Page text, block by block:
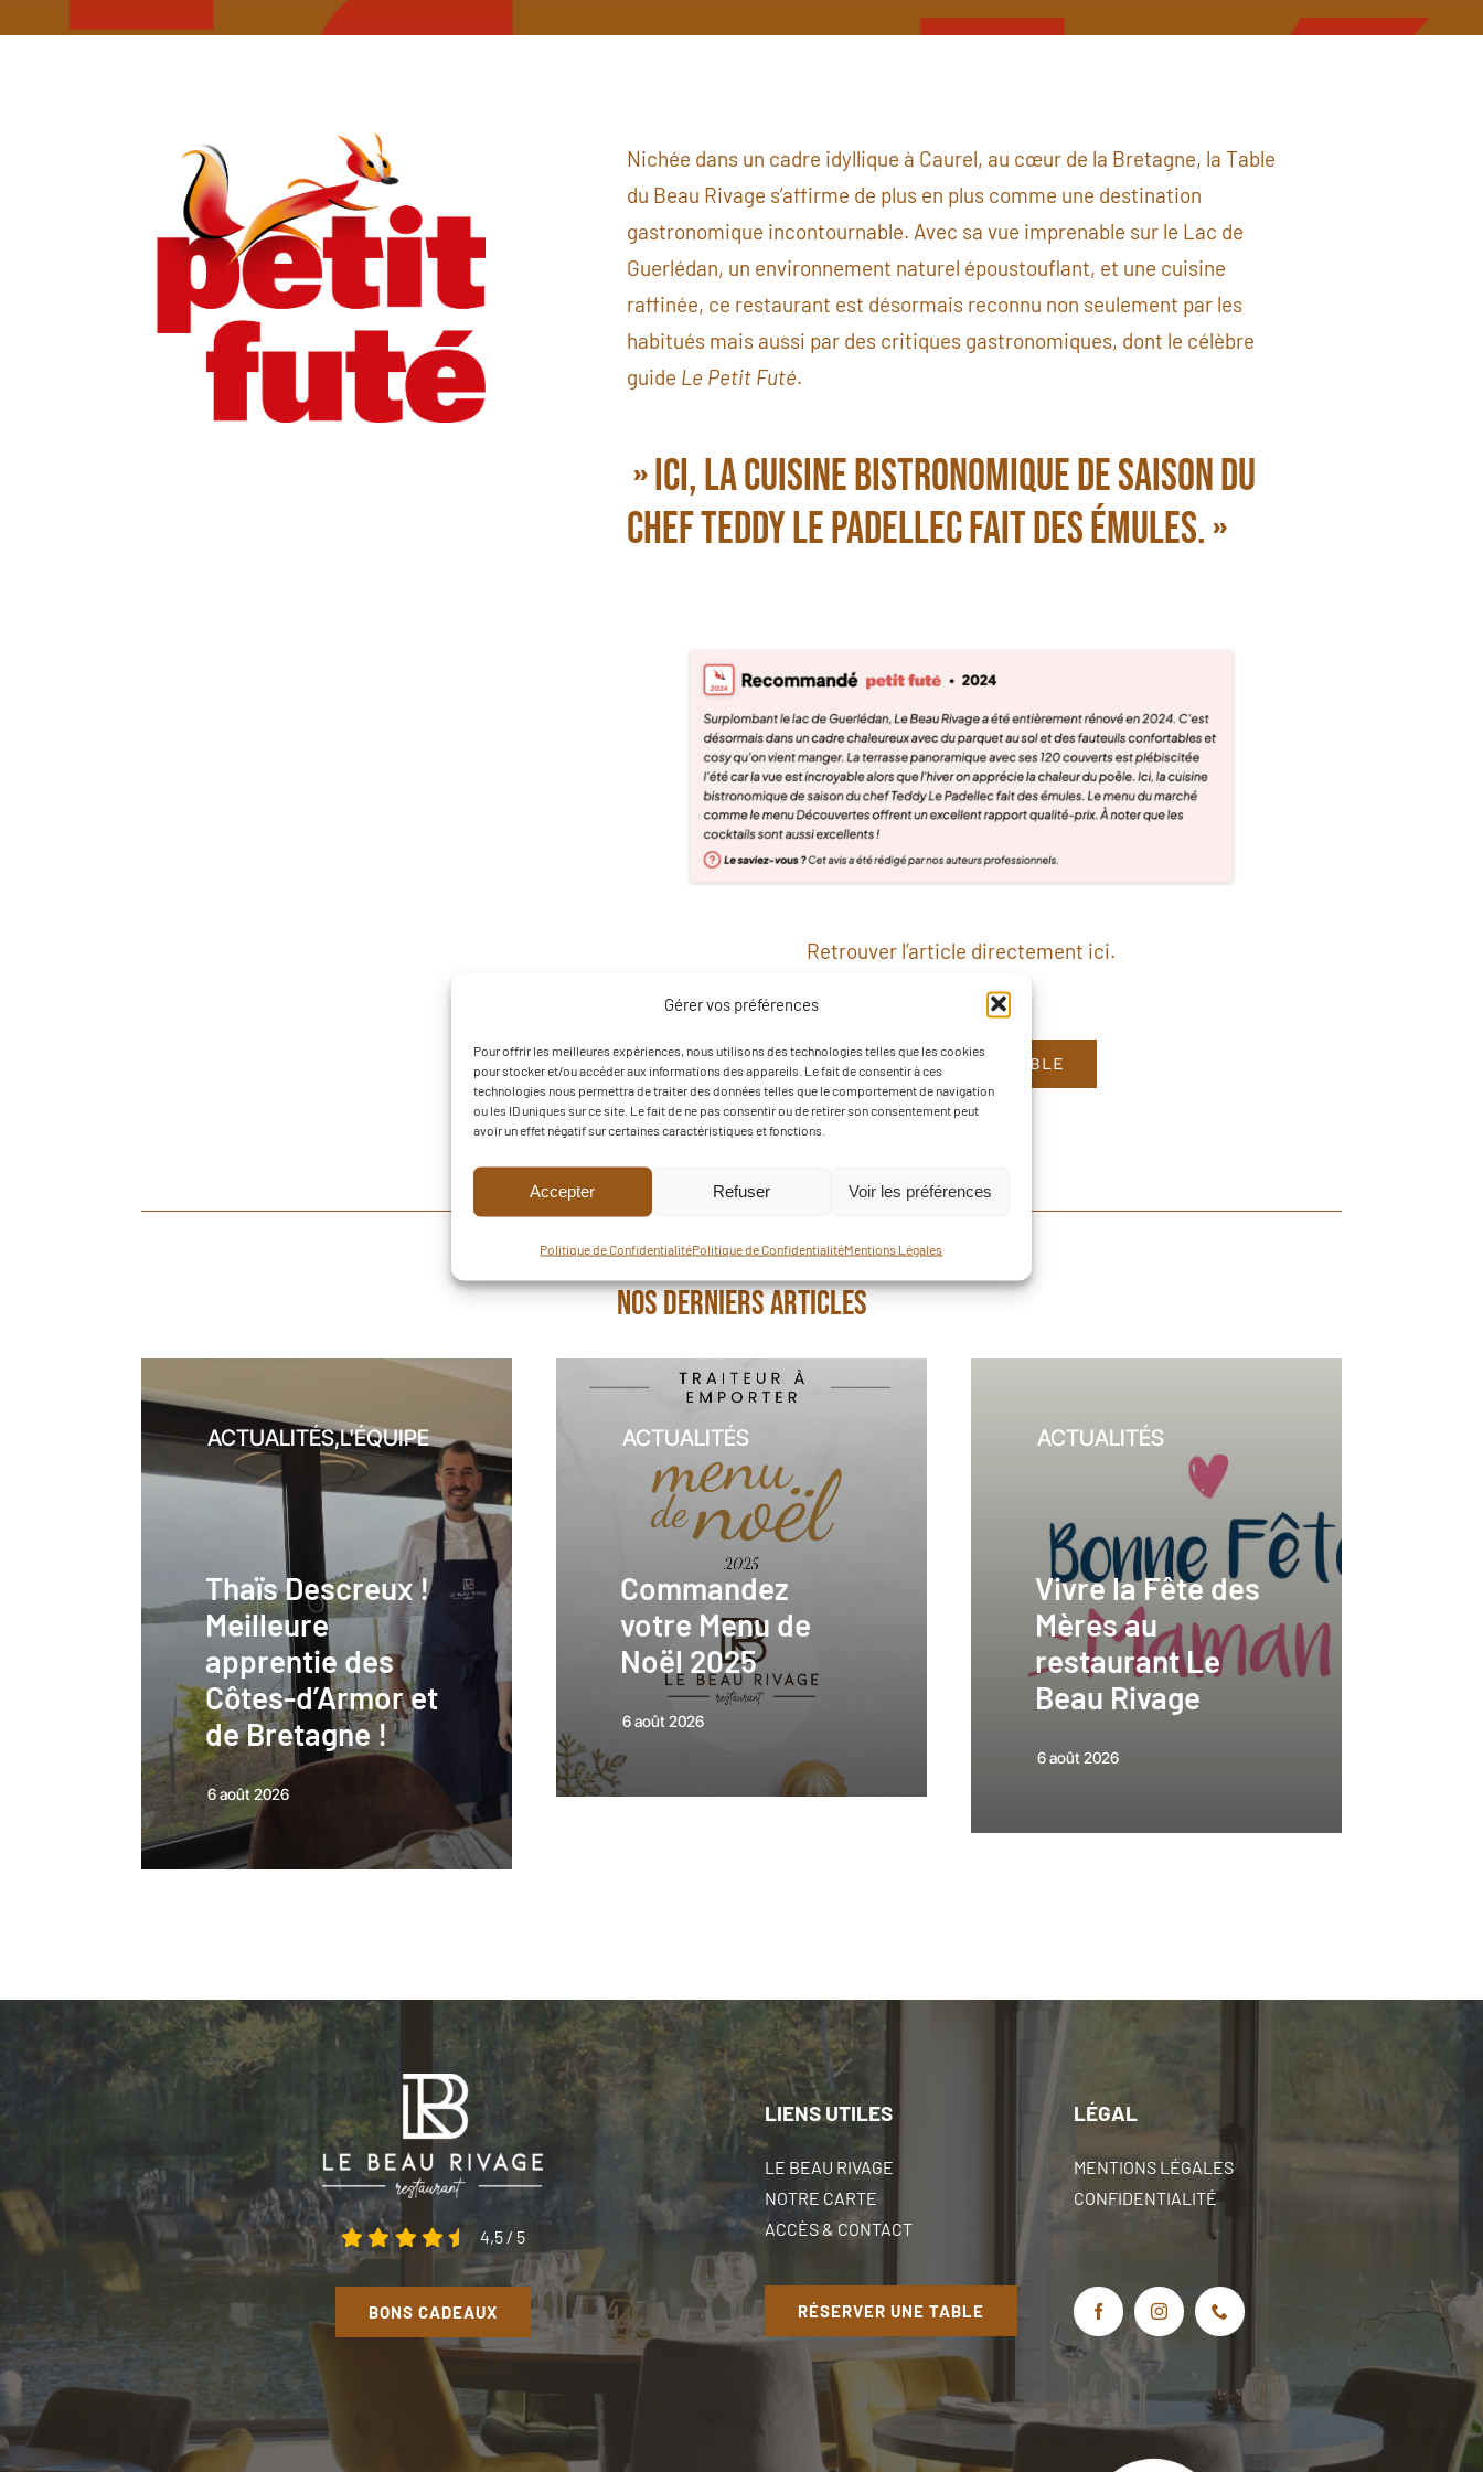
Gérer vos préférences
Pour offrir les meilleures expériences, nous utilisons des technologies telles que les cookies
pour stocker et/ou accéder aux informations des appareils. Le fait de consentir à ces
technologies nous permettra de traiter des données telles que le comportement de navigation
ou les ID uniques sur ce site. Le fait de ne pas consentir ou de retirer son consentement peut
avoir un effet négatif sur certaines caractéristiques et fonctions.
Accepter Refuser Voir les préférences
Politique de ConfidentialitéPolitique de ConfidentialitéMentions Légales
Nichée dans un cadre idyllique à Caurel, au cœur de la Bretagne, la Table
du Beau Rivage s’affirme de plus en plus comme une destination
gastronomique incontournable. Avec sa vue imprenable sur le Lac de
Guerlédan, un environnement naturel époustouflant, et une cuisine
raffinée, ce restaurant est désormais reconnu non seulement par les
habitués mais aussi par des critiques gastronomiques, dont le célèbre
guide Le Petit Futé.
» Ici, la cuisine bistronomique de saison du
chef Teddy Le Padellec fait des émules. »
Retrouver l’article directement ici.
RÉSERVER UNE TABLE
Nos derniers articles
ACTUALITÉS,L'ÉQUIPE
Thaïs Descreux !
Meilleure
apprentie des
Côtes-d’Armor et
de Bretagne !
6 août 2026
ACTUALITÉS
Commandez
votre Menu de
Noël 2025
6 août 2026
ACTUALITÉS
Vivre la Fête des
Mères au
restaurant Le
Beau Rivage
6 août 2026
4,5 / 5
LIENS UTILES
LE BEAU RIVAGE
NOTRE CARTE
ACCÈS & CONTACT
LÉGAL
MENTIONS LÉGALES
CONFIDENTIALITÉ
BONS CADEAUX RÉSERVER UNE TABLE